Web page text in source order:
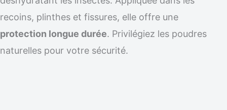
recoins, plinthes et fissures, elle offre une
protection longue durée. Privilégiez les poudres
naturelles pour votre sécurité.